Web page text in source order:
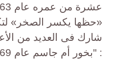
«حظها يكسر الصخر»
شارك فى العديد من